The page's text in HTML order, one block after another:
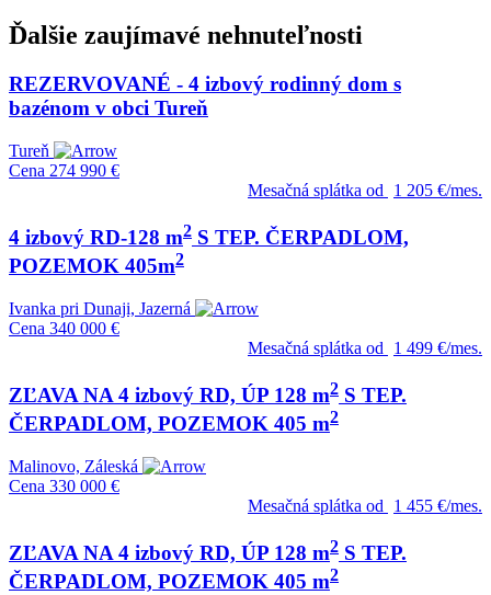
Ďalšie zaujímavé nehnuteľnosti
REZERVOVANÉ - 4 izbový rodinný dom s
bazénom v obci Tureň
Tureň
Cena 274 990 €
Mesačná splátka od
1 205 €/mes.
4 izbový RD-128 m2 S TEP. ČERPADLOM,
POZEMOK 405m2
Ivanka pri Dunaji, Jazerná
Cena 340 000 €
Mesačná splátka od
1 499 €/mes.
ZĽAVA NA 4 izbový RD, ÚP 128 m2 S TEP.
ČERPADLOM, POZEMOK 405 m2
Malinovo, Záleská
Cena 330 000 €
Mesačná splátka od
1 455 €/mes.
ZĽAVA NA 4 izbový RD, ÚP 128 m2 S TEP.
ČERPADLOM, POZEMOK 405 m2